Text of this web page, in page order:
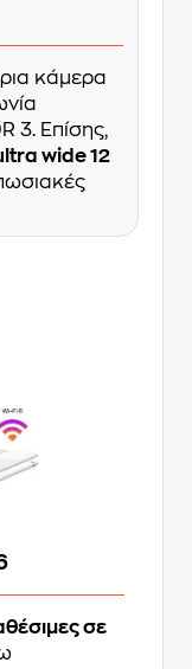
κάμερα
3. Επίσης,
wide 12
σε